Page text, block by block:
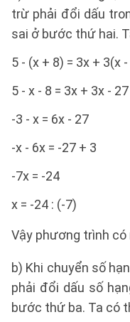
trừ phải đổi dấu
sai ở bước thứ hai.
5 - (x + 8) = 3x + 3(x
5 - x - 8 = 3x + 3x - 27
-3 - x = 6x - 27
-x - 6x = -27 + 3
-7x = -24
x = -24 : (-7)
Vậy phương trình có
b) Khi chuyển số
phải đổi dấu số
bước thứ ba. Ta có